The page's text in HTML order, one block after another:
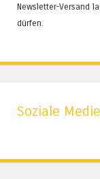
Newsletter-Versand
dürfen.
Soziale